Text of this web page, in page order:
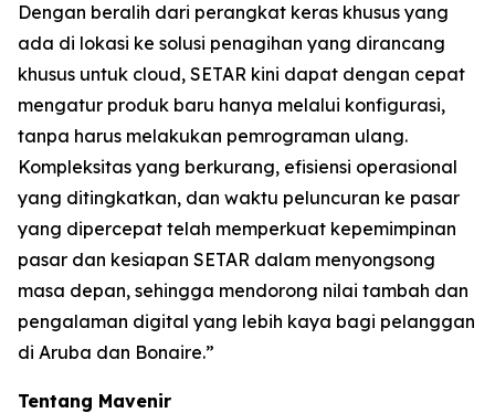
Dengan beralih dari perangkat keras khusus yang
ada di lokasi ke solusi penagihan yang dirancang
khusus untuk cloud, SETAR kini dapat dengan cepat
mengatur produk baru hanya melalui konfigurasi,
tanpa harus melakukan pemrograman ulang.
Kompleksitas yang berkurang, efisiensi operasional
yang ditingkatkan, dan waktu peluncuran ke pasar
yang dipercepat telah memperkuat kepemimpinan
pasar dan kesiapan SETAR dalam menyongsong
masa depan, sehingga mendorong nilai tambah dan
pengalaman digital yang lebih kaya bagi pelanggan
di Aruba dan Bonaire.”
Tentang Mavenir